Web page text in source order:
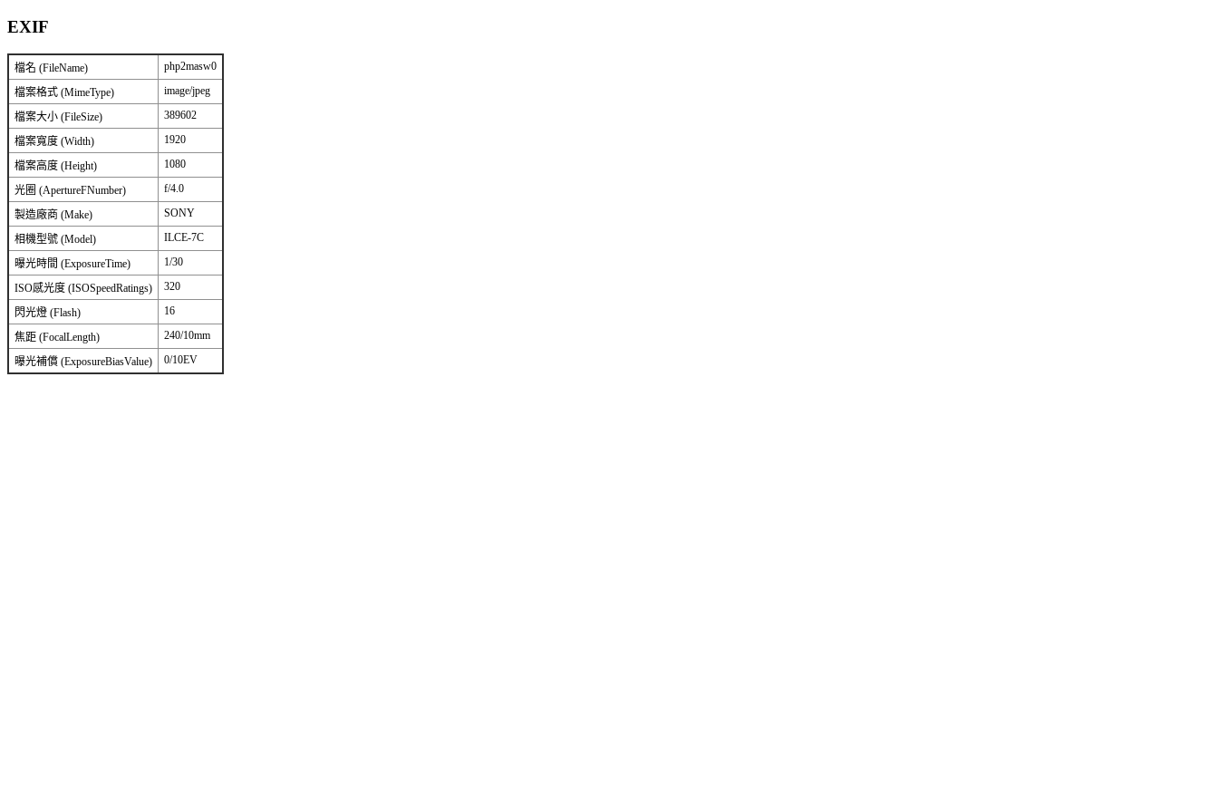
EXIF
檔名 (FileName) php2masw0
檔案格式 (MimeType) image/jpeg
檔案大小 (FileSize) 389602
檔案寬度 (Width) 1920
檔案高度 (Height) 1080
光圈 (ApertureFNumber) f/4.0
製造廠商 (Make) SONY
相機型號 (Model) ILCE-7C
曝光時間 (ExposureTime) 1/30
ISO感光度 (ISOSpeedRatings) 320
閃光燈 (Flash) 16
焦距 (FocalLength) 240/10mm
曝光補償 (ExposureBiasValue) 0/10EV